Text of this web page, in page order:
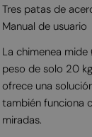
Tres patas de
Manual de usuario
La chimenea
peso de solo 20
ofrece una
también funciona
miradas.